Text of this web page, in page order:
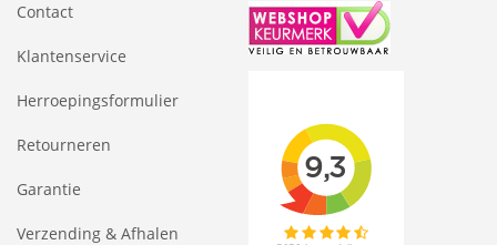
Contact
Klantenservice
Herroepingsformulier
Retourneren
Garantie
Verzending & Afhalen